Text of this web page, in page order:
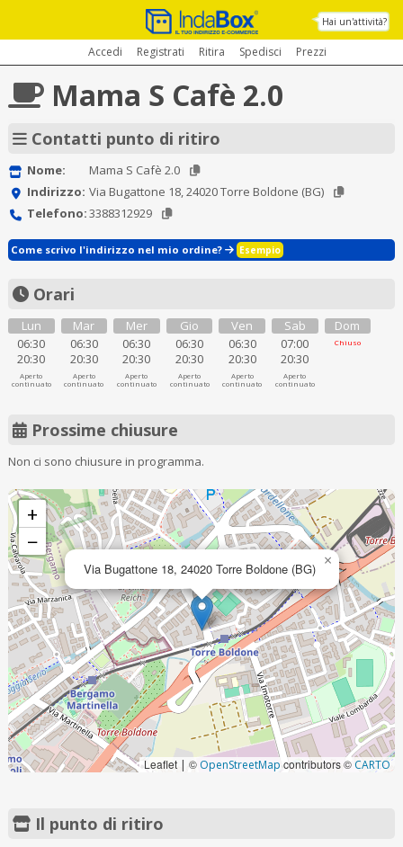
Hai un'attività?
Accedi Registrati Ritira Spedisci Prezzi
Mama S Cafè 2.0
Contatti punto di ritiro
Nome:
Mama S Cafè 2.0
Indirizzo: Via Bugattone 18, 24020 Torre Boldone (BG)
Telefono:3388312929
Come scrivo l'indirizzo nel mio ordine? Esempio
Orari
Lun
06:30
20:30
Aperto
continuato
Mar
06:30
20:30
Aperto
continuato
Mer
06:30
20:30
Aperto
continuato
Gio
06:30
20:30
Aperto
continuato
Ven
06:30
20:30
Aperto
continuato
Sab
07:00
20:30
Aperto
continuato
Dom
Chiuso
Prossime chiusure
Non ci sono chiusure in programma.
Via Bugattone 18, 24020 Torre Boldone (BG) ×
+
−
Leaflet | © OpenStreetMapcontributors ©CARTO
Il punto di ritiro